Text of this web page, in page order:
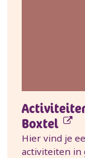
Boxtel
Hier vind je
activiteiten in